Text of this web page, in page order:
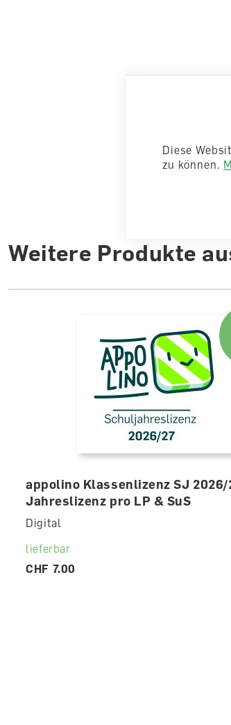
Weitere Produkte
appolino Klassenlizenz SJ 2026/
Jahreslizenz pro LP & SuS
Digital
lieferbar
CHF 7.00
Diese
zu können.